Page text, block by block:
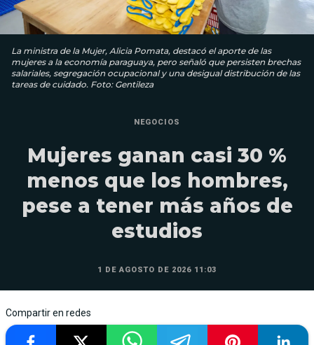
La ministra de la Mujer, Alicia Pomata, destacó el aporte de las
mujeres a la economía paraguaya, pero señaló que persisten brechas
salariales, segregación ocupacional y una desigual distribución de las
tareas de cuidado. Foto: Gentileza
NEGOCIOS
Mujeres ganan casi 30 %
menos que los hombres,
pese a tener más años de
estudios
1 DE AGOSTO DE 2026 11:03
Compartir en redes